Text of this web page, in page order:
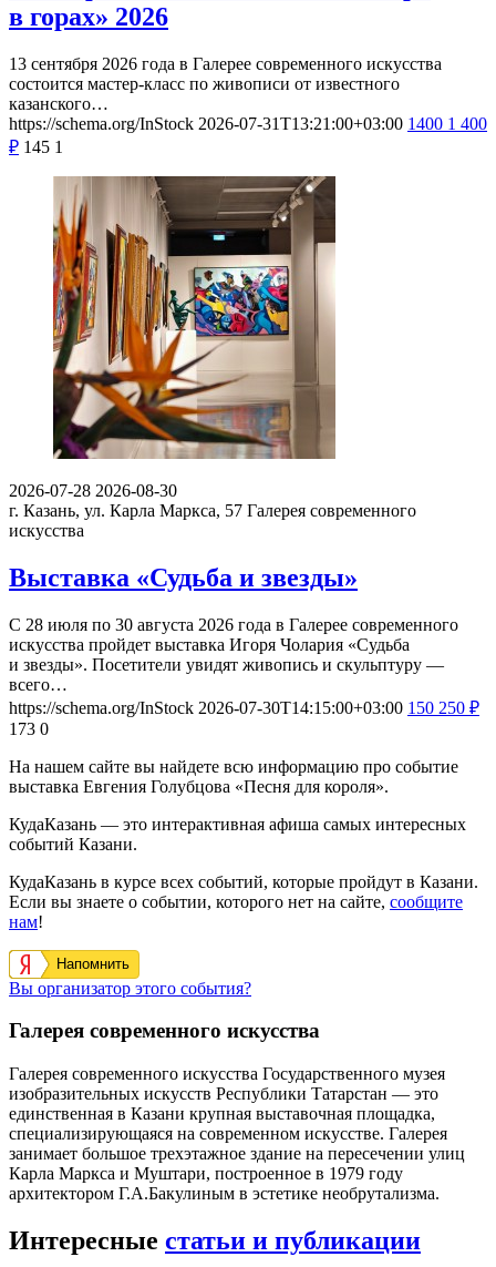
в горах» 2026
13 сентября 2026 года в Галерее современного искусства
состоится мастер-класс по живописи от известного
казанского…
https://schema.org/InStock 2026-07-31T13:21:00+03:00 1400 1 400
₽ 145 1
2026-07-28 2026-08-30
г. Казань, ул. Карла Маркса, 57 Галерея современного
искусства
Выставка «Судьба и звезды»
С 28 июля по 30 августа 2026 года в Галерее современного
искусства пройдет выставка Игоря Чолария «Судьба
и звезды». Посетители увидят живопись и скульптуру —
всего…
https://schema.org/InStock 2026-07-30T14:15:00+03:00 150 250 ₽
173 0
На нашем сайте вы найдете всю информацию про событие
выставка Евгения Голубцова «Песня для короля».
КудаКазань — это интерактивная афиша самых интересных
событий Казани.
КудаКазань в курсе всех событий, которые пройдут в Казани.
Если вы знаете о событии, которого нет на сайте, сообщите
нам!
Напомнить
Вы организатор этого события?
Галерея современного искусства
Галерея современного искусства Государственного музея
изобразительных искусств Республики Татарстан — это
единственная в Казани крупная выставочная площадка,
специализирующаяся на современном искусстве. Галерея
занимает большое трехэтажное здание на пересечении улиц
Карла Маркса и Муштари, построенное в 1979 году
архитектором Г.А.Бакулиным в эстетике необрутализма.
Интересные статьи и публикации